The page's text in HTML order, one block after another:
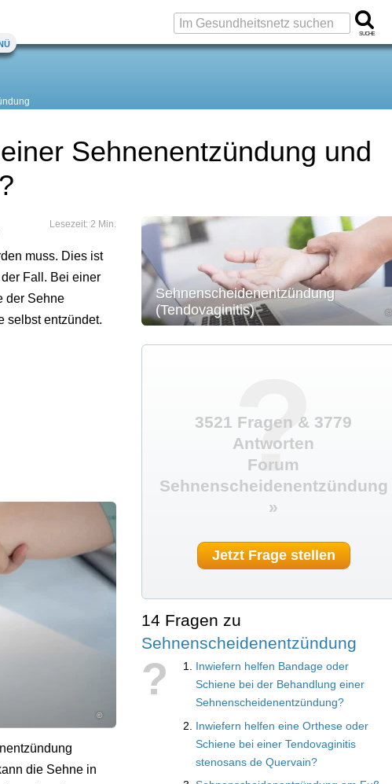
Suche
Sehnenentzündung und
Lesezeit: 2 Min.
muss. Dies ist
Fall. Bei einer
der Sehne
selbst entzündet.
©
die Sehne in
Sehnenscheidenentzündung
(Tendovaginitis)
©
?
3521 Fragen & 3779
Antworten
Forum
Sehnenscheidenentzündung
»
Jetzt Frage stellen
14 Fragen zu
Sehnenscheidenentzündung
?
Inwiefern helfen Bandage oder
Schiene bei der Behandlung einer
Sehnenscheidenentzündung?
Inwiefern helfen eine Orthese oder
Schiene bei einer Tendovaginitis
stenosans de Quervain?